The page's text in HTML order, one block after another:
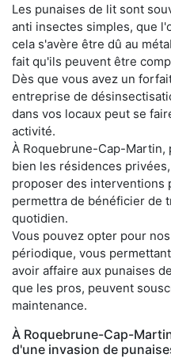
Les punaises de lit sont
anti insectes simples, que
cela s'avère être dû au
fait qu'ils peuvent être
Dès que vous avez un
entreprise de
dans vos locaux peut se
activité.
À Roquebrune-Cap-
bien les résidences
proposer des interventions
permettra de bénéficier de
quotidien.
Vous pouvez opter pour
périodique, vous
avoir affaire aux punaises
que les pros, peuvent
maintenance.
À Roquebrune-Cap-
d'une invasion de